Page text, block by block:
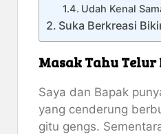
Udah Kenal
Suka Berkreasi
Masak Tahu
Saya dan Bapak
yang cenderung
gitu gengs.